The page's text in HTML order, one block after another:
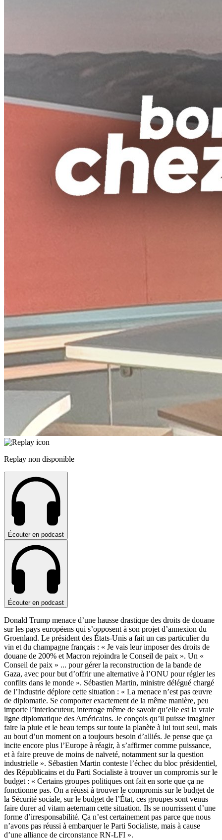
Replay non disponible
Écouter en podcast
Écouter en podcast
Donald Trump menace d’une hausse drastique des droits de douane
sur les pays européens qui s’opposent à son projet d’annexion du
Groenland. Le président des États-Unis a fait un cas particulier du
vin et du champagne français : « Je vais leur imposer des droits de
douane de 200% et Macron rejoindra le Conseil de paix ». Un «
Conseil de paix » ... pour gérer la reconstruction de la bande de
Gaza, avec pour but d’offrir une alternative à l’ONU pour régler les
conflits dans le monde ». Sébastien Martin, ministre délégué chargé
de l’Industrie déplore cette situation : « La menace n’est pas œuvre
de diplomatie. Se comporter exactement de la même manière, peu
importe l’interlocuteur, interroge même de savoir qu’elle est la vraie
ligne diplomatique des Américains. Je conçois qu’il puisse imaginer
faire la pluie et le beau temps sur toute la planète à lui tout seul, mais
au bout d’un moment on a toujours besoin d’alliés. Je pense que ça
incite encore plus l’Europe à réagir, à s’affirmer comme puissance,
et à faire preuve de moins de naïveté, notamment sur la question
industrielle ». Sébastien Martin conteste l’échec du bloc présidentiel,
des Républicains et du Parti Socialiste à trouver un compromis sur le
budget : « Certains groupes politiques ont fait en sorte que ça ne
fonctionne pas. On a réussi à trouver le compromis sur le budget de
la Sécurité sociale, sur le budget de l’État, ces groupes sont venus
faire durer ad vitam aeternam cette situation. Ils se nourrissent d’une
forme d’irresponsabilité. Ça n’est certainement pas parce que nous
n’avons pas réussi à embarquer le Parti Socialiste, mais à cause
d’une alliance de circonstance RN-LFI ».